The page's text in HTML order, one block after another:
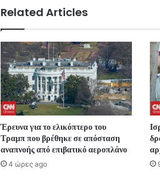
Related Articles
Έρευνα για το ελικόπτερο του
Τραμπ που βρέθηκε σε απόσταση
αναπνοής από επιβατικό αεροπλάνο
4 ώρες ago